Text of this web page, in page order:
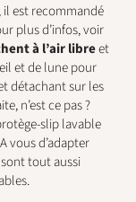
il est recommandé
plus d’infos, voir
à l’air libreet
et de lune pour
détachant sur les
n’est ce pas ?
slip lavable
vous d’adapter
tout aussi